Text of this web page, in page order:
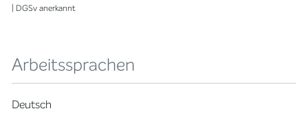
| DGSv anerkannt
Arbeitssprachen
Deutsch